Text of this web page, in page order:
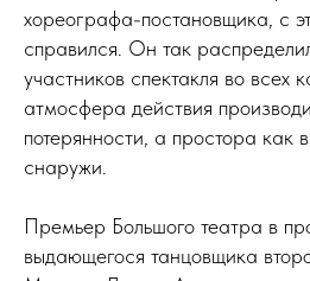
хореографа-постановщика, с
справился. Он так
участников спектакля во всех
атмосфера действия
потерянности, а простора как
снаружи.
Премьер Большого театра в
выдающегося танцовщика